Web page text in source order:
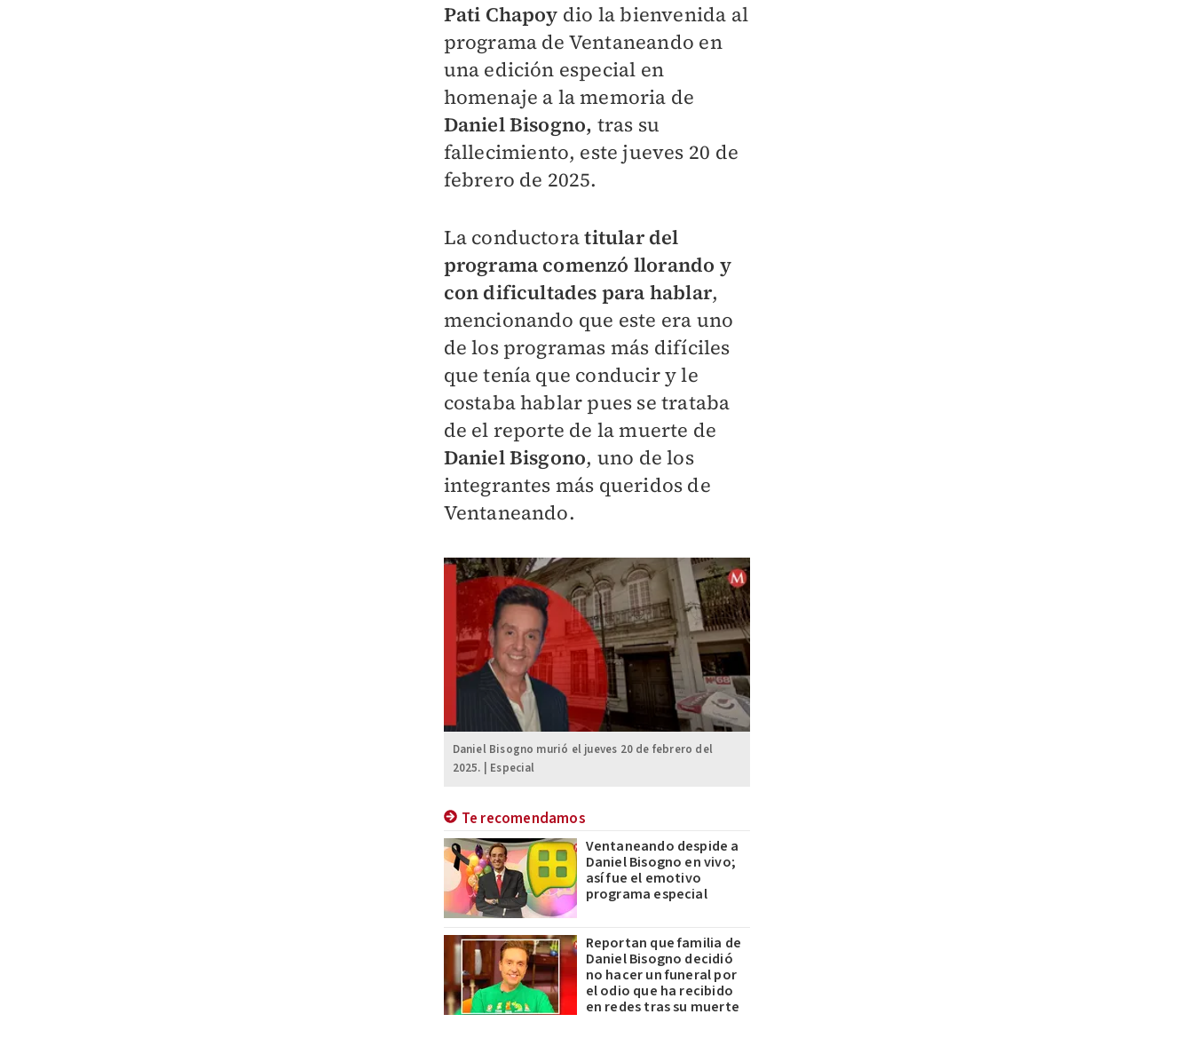
Pati Chapoy dio la bienvenida al
programa de Ventaneando en
una edición especial en
homenaje a la memoria de
Daniel Bisogno, tras su
fallecimiento, este jueves 20 de
febrero de 2025.
La conductoratitular del
programa comenzó llorando y
con dificultades para hablar,
mencionando que este era uno
de los programas más difíciles
que tenía que conducir y le
costaba hablar pues se trataba
de el reporte de la muerte de
Daniel Bisgono, uno de los
integrantes más queridos de
Ventaneando.
Daniel Bisogno murió el jueves 20 de febrero del
2025. | Especial
Te recomendamos
Ventaneando despide a
Daniel Bisogno en vivo;
así fue el emotivo
programa especial
Reportan que familia de
Daniel Bisogno decidió
no hacer un funeral por
el odio que ha recibido
en redes tras su muerte